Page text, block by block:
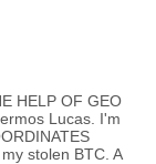
HELP OF GEO
Lucas. I'm
stolen BTC. A